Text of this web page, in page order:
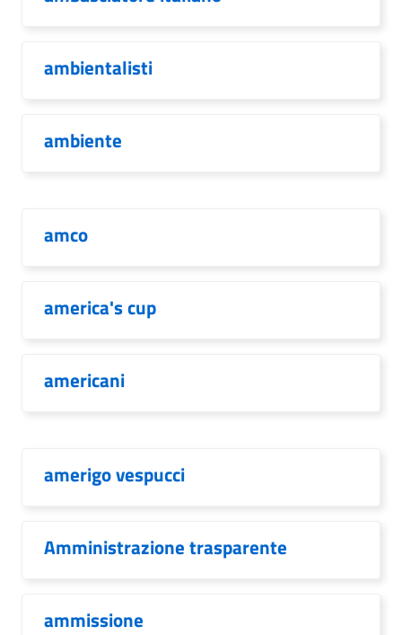
ambientalisti
ambiente
amco
america's cup
americani
amerigo vespucci
Amministrazione trasparente
ammissione